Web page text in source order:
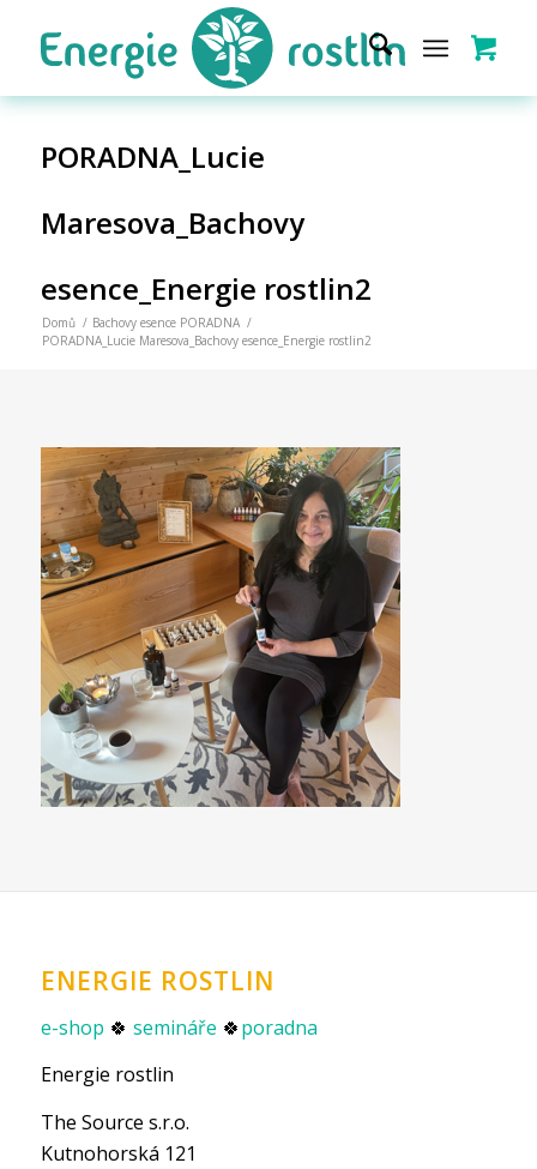
PORADNA_Lucie
Maresova_Bachovy
esence_Energie rostlin2
Domů / Bachovy esence PORADNA /
PORADNA_Lucie Maresova_Bachovy esence_Energie rostlin2
ENERGIE ROSTLIN
e-shop 🍀 semináře 🍀poradna
Energie rostlin
The Source s.r.o.
Kutnohorská 121